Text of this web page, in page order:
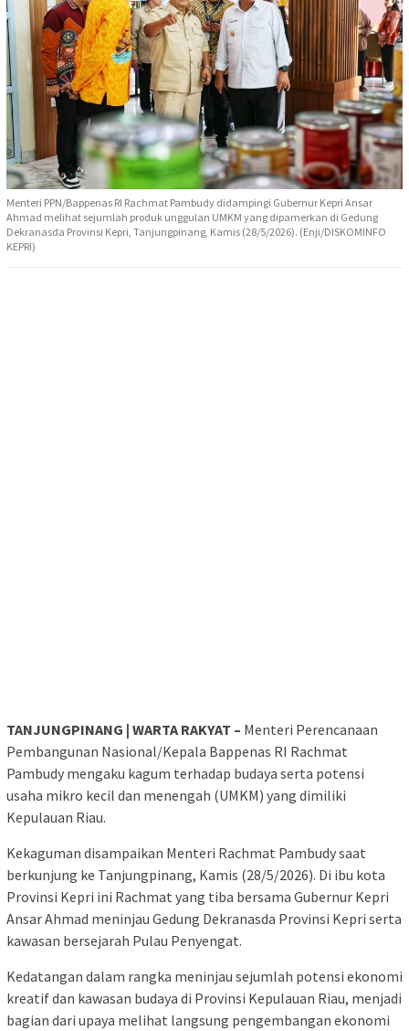
Menteri PPN/Bappenas RI Rachmat Pambudy didampingi Gubernur Kepri Ansar
Ahmad melihat sejumlah produk unggulan UMKM yang dipamerkan di Gedung
Dekranasda Provinsi Kepri, Tanjungpinang, Kamis (28/5/2026). (Enji/DISKOMINFO
KEPRI)
TANJUNGPINANG | WARTA RAKYAT – Menteri Perencanaan
Pembangunan Nasional/Kepala Bappenas RI Rachmat
Pambudy mengaku kagum terhadap budaya serta potensi
usaha mikro kecil dan menengah (UMKM) yang dimiliki
Kepulauan Riau.
Kekaguman disampaikan Menteri Rachmat Pambudy saat
berkunjung ke Tanjungpinang, Kamis (28/5/2026). Di ibu kota
Provinsi Kepri ini Rachmat yang tiba bersama Gubernur Kepri
Ansar Ahmad meninjau Gedung Dekranasda Provinsi Kepri serta
kawasan bersejarah Pulau Penyengat.
Kedatangan dalam rangka meninjau sejumlah potensi ekonomi
kreatif dan kawasan budaya di Provinsi Kepulauan Riau, menjadi
bagian dari upaya melihat langsung pengembangan ekonomi